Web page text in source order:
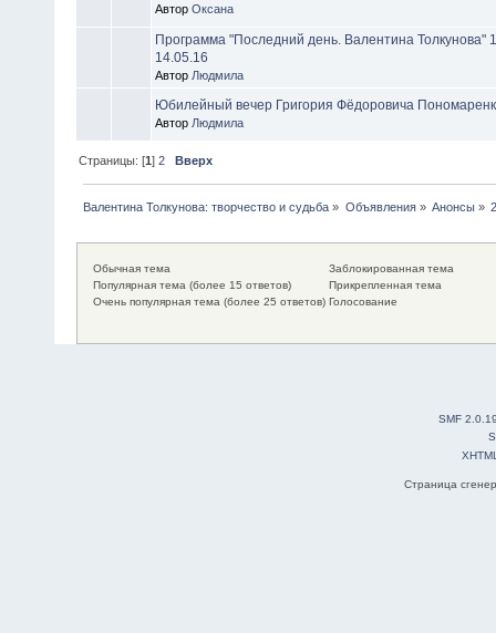
Автор Оксана
Программа "Последний день. Валентина Толкунова"
14.05.16
Автор Людмила
Юбилейный вечер Григория Фёдоровича
Автор Людмила
Страницы: [1]2 Вверх
Валентина Толкунова: творчество и судьба » Объявления» Анонсы»
Обычная тема
Популярная тема (более 15 ответов)
Очень популярная тема (более 25 ответов)
Заблокированная тема
Прикрепленная тема
Голосование
SMF
Страница